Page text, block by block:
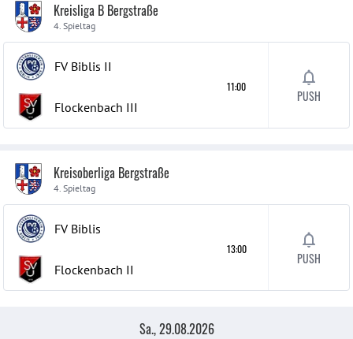
Kreisliga B Bergstraße
4. Spieltag
FV Biblis II
Flockenbach III
11:00
PUSH
Kreisoberliga Bergstraße
4. Spieltag
FV Biblis
Flockenbach II
13:00
PUSH
Sa., 29.08.2026